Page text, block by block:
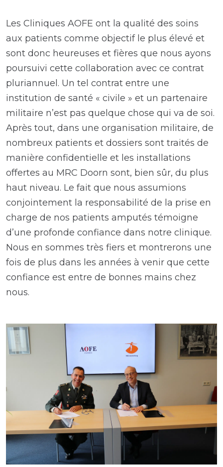
Les Cliniques AOFE ont la qualité des soins
aux patients comme objectif le plus élevé et
sont donc heureuses et fières que nous ayons
poursuivi cette collaboration avec ce contrat
pluriannuel. Un tel contrat entre une
institution de santé « civile » et un partenaire
militaire n’est pas quelque chose qui va de soi.
Après tout, dans une organisation militaire, de
nombreux patients et dossiers sont traités de
manière confidentielle et les installations
offertes au MRC Doorn sont, bien sûr, du plus
haut niveau. Le fait que nous assumions
conjointement la responsabilité de la prise en
charge de nos patients amputés témoigne
d’une profonde confiance dans notre clinique.
Nous en sommes très fiers et montrerons une
fois de plus dans les années à venir que cette
confiance est entre de bonnes mains chez
nous.